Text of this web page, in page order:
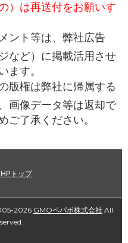
）は再送付をお願いす
ント等は、弊社広告
など）に掲載活用させ
ます。
版権は弊社に帰属する
画像データ等は返却で
ご了承ください。
HPトップ
2026 GMOペパボ株式会社 All